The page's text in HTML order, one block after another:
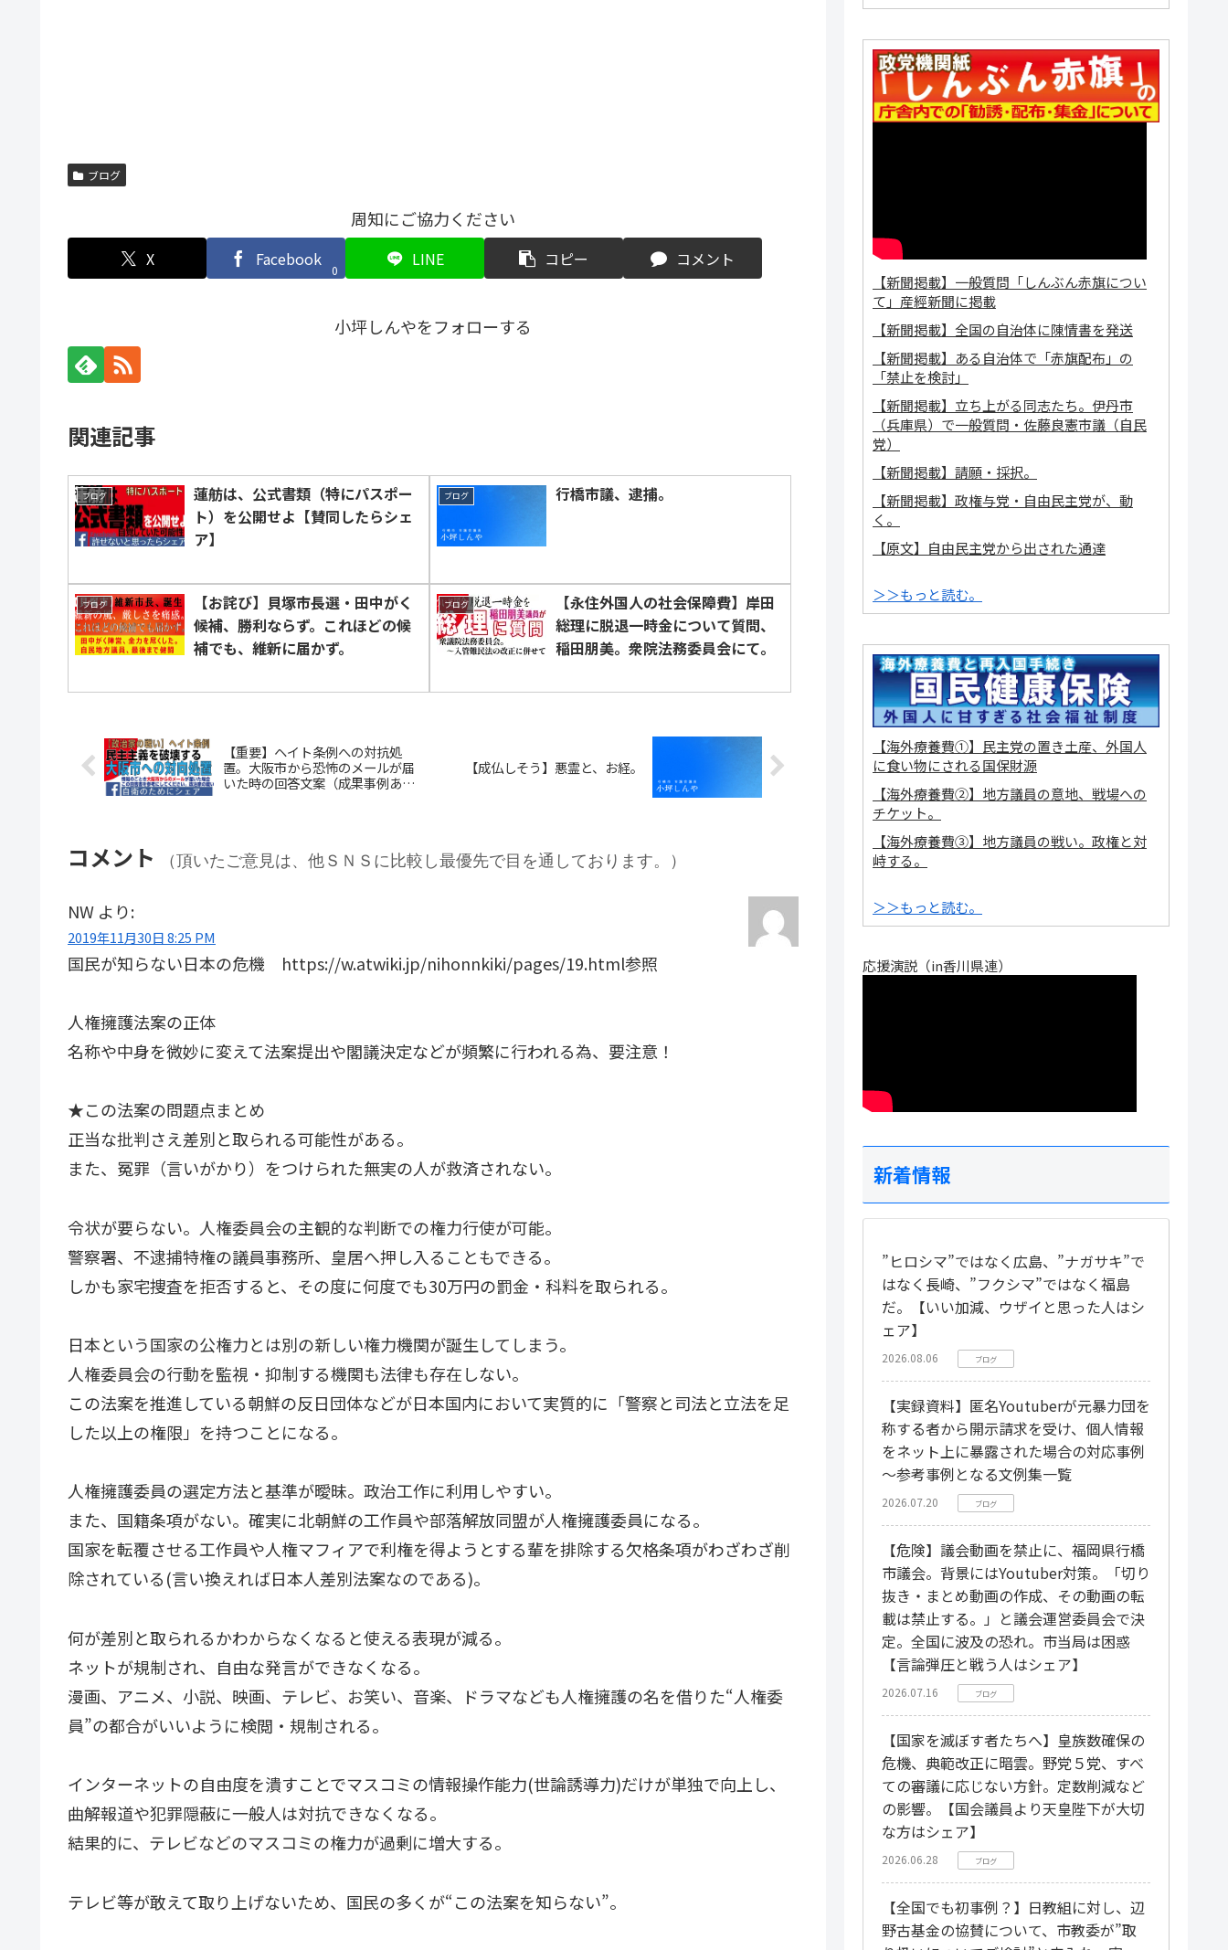
ブログ
周知にご協力ください
X Facebook
0
LINE コピー コメント
小坪しんやをフォローする
関連記事
ブログ
蓮舫は、公式書類（特にパスポー
ト）を公開せよ【賛同したらシェ
ア】
ブログ 行橋市議、逮捕。
ブログ
【お詫び】貝塚市長選・田中がく
候補、勝利ならず。これほどの候
補でも、維新に届かず。
ブログ
【永住外国人の社会保障費】岸田
総理に脱退一時金について質問、
稲田朋美。衆院法務委員会にて。
【重要】ヘイト条例への対抗処
置。大阪市から恐怖のメールが届
いた時の回答文案（成果事例あ
【成仏しそう】悪霊と、お経。
コメント （頂いたご意見は、他ＳＮＳに比較し最優先で目を通しております。）
NW より:
2019年11月30日 8:25 PM
国民が知らない日本の危機 https://w.atwiki.jp/nihonnkiki/pages/19.html参照
人権擁護法案の正体
名称や中身を微妙に変えて法案提出や閣議決定などが頻繁に行われる為、要注意！
★この法案の問題点まとめ
正当な批判さえ差別と取られる可能性がある。
また、冤罪（言いがかり）をつけられた無実の人が救済されない。
令状が要らない。人権委員会の主観的な判断での権力行使が可能。
警察署、不逮捕特権の議員事務所、皇居へ押し入ることもできる。
しかも家宅捜査を拒否すると、その度に何度でも30万円の罰金・科料を取られる。
日本という国家の公権力とは別の新しい権力機関が誕生してしまう。
人権委員会の行動を監視・抑制する機関も法律も存在しない。
この法案を推進している朝鮮の反日団体などが日本国内において実質的に「警察と司法と立法を足
した以上の権限」を持つことになる。
人権擁護委員の選定方法と基準が曖昧。政治工作に利用しやすい。
また、国籍条項がない。確実に北朝鮮の工作員や部落解放同盟が人権擁護委員になる。
国家を転覆させる工作員や人権マフィアで利権を得ようとする輩を排除する欠格条項がわざわざ削
除されている(言い換えれば日本人差別法案なのである)。
何が差別と取られるかわからなくなると使える表現が減る。
ネットが規制され、自由な発言ができなくなる。
漫画、アニメ、小説、映画、テレビ、お笑い、音楽、ドラマなども人権擁護の名を借りた“人権委
員”の都合がいいように検閲・規制される。
インターネットの自由度を潰すことでマスコミの情報操作能力(世論誘導力)だけが単独で向上し、
曲解報道や犯罪隠蔽に一般人は対抗できなくなる。
結果的に、テレビなどのマスコミの権力が過剰に増大する。
テレビ等が敢えて取り上げないため、国民の多くが“この法案を知らない”。
【新聞掲載】一般質問「しんぶん赤旗につい
て」産經新聞に掲載
【新聞掲載】全国の自治体に陳情書を発送
【新聞掲載】ある自治体で「赤旗配布」の
「禁止を検討」
【新聞掲載】立ち上がる同志たち。伊丹市
（兵庫県）で一般質問・佐藤良憲市議（自民
党）
【新聞掲載】請願・採択。
【新聞掲載】政権与党・自由民主党が、動
く。
【原文】自由民主党から出された通達
＞＞もっと読む。
【海外療養費①】民主党の置き土産、外国人
に食い物にされる国保財源
【海外療養費②】地方議員の意地、戦場への
チケット。
【海外療養費③】地方議員の戦い。政権と対
峙する。
＞＞もっと読む。
応援演説（in香川県連）
新着情報
”ヒロシマ”ではなく広島、”ナガサキ”で
はなく長崎、”フクシマ”ではなく福島
だ。【いい加減、ウザイと思った人はシ
ェア】
2026.08.06 ブログ
【実録資料】匿名Youtuberが元暴力団を
称する者から開示請求を受け、個人情報
をネット上に暴露された場合の対応事例
～参考事例となる文例集一覧
2026.07.20 ブログ
【危険】議会動画を禁止に、福岡県行橋
市議会。背景にはYoutuber対策。「切り
抜き・まとめ動画の作成、その動画の転
載は禁止する。」と議会運営委員会で決
定。全国に波及の恐れ。市当局は困惑
【言論弾圧と戦う人はシェア】
2026.07.16 ブログ
【国家を滅ぼす者たちへ】皇族数確保の
危機、典範改正に暗雲。野党５党、すべ
ての審議に応じない方針。定数削減など
の影響。【国会議員より天皇陛下が大切
な方はシェア】
2026.06.28 ブログ
【全国でも初事例？】日教組に対し、辺
野古基金の協賛について、市教委が”取